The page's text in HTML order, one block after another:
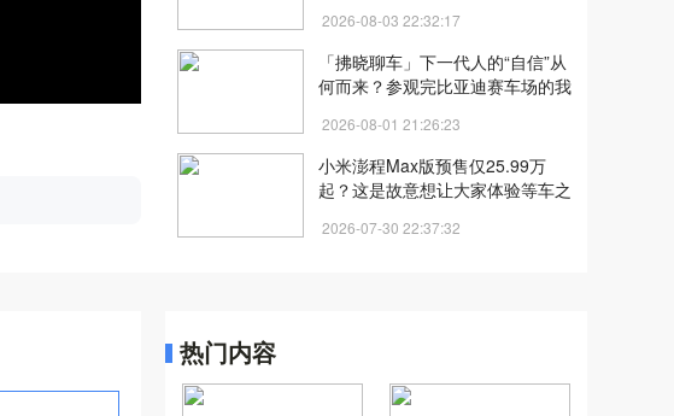
2026-08-03 22:32:17
「拂晓聊车」下一代人的“自信”从
何而来？参观完比亚迪赛车场的我
2026-08-01 21:26:23
小米澎程Max版预售仅25.99万
起？这是故意想让大家体验等车之
2026-07-30 22:37:32
热门内容